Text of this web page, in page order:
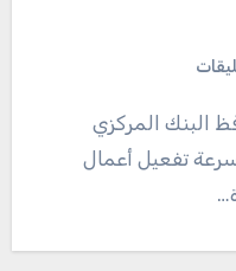
سرعة تفعيل أعمال